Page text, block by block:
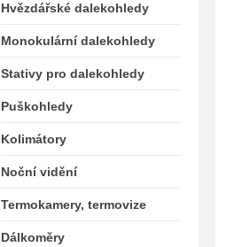
Hvězdářské dalekohledy
Monokulární dalekohledy
Stativy pro dalekohledy
Puškohledy
Kolimátory
Noční vidění
Termokamery, termovize
Dálkoměry